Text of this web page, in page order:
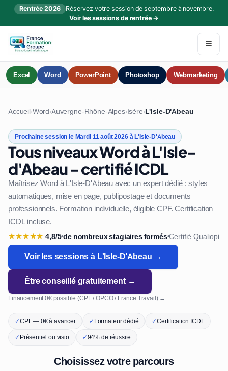
Rentrée 2026
Réservez votre session de septembre à novembre.
Voir les sessions de rentrée →
Excel Word PowerPoint Photoshop Webmarketing
Accueil›Word›Auvergne-Rhône-Alpes›Isère›L'Isle-D'Abeau
Prochaine session le Mardi 11 août 2026 à L'Isle-D'Abeau
Tous niveaux Word à L'Isle-
d'Abeau - certifié ICDL
Maîtrisez Word à L'Isle-D'Abeau avec un expert dédié : styles
automatiques, mise en page, publipostage et documents
professionnels. Formation individuelle, éligible CPF. Certification
ICDL incluse.
★★★★★ 4,8/5•de nombreux stagiaires formés•Certifié Qualiopi
Voir les sessions à L'Isle-D'Abeau →
Être conseillé gratuitement →
Financement 0€ possible (CPF / OPCO / France Travail) →
✓CPF — 0€ à avancer ✓Formateur dédié ✓Certification ICDL
✓Présentiel ou visio ✓94% de réussite
Choisissez votre parcours